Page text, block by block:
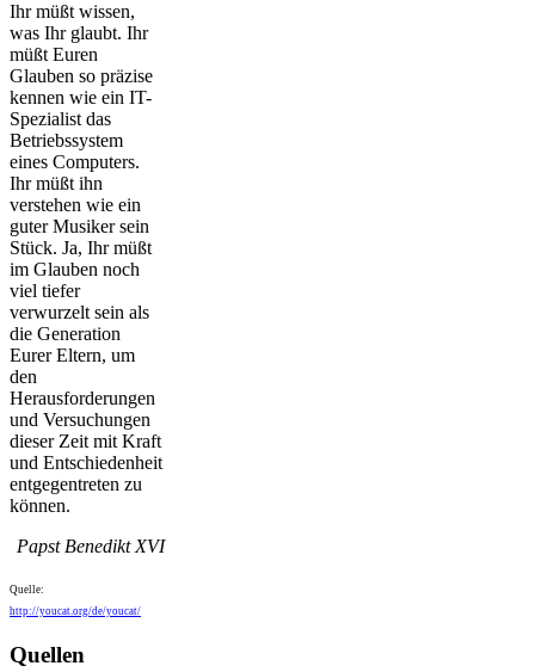
Ihr müßt wissen,
was Ihr glaubt. Ihr
müßt Euren
Glauben so präzise
kennen wie ein IT-
Spezialist das
Betriebssystem
eines Computers.
Ihr müßt ihn
verstehen wie ein
guter Musiker sein
Stück. Ja, Ihr müßt
im Glauben noch
viel tiefer
verwurzelt sein als
die Generation
Eurer Eltern, um
den
Herausforderungen
und Versuchungen
dieser Zeit mit Kraft
und Entschiedenheit
entgegentreten zu
können.
Papst Benedikt XVI
Quelle:
http://youcat.org/de/youcat/
Quellen